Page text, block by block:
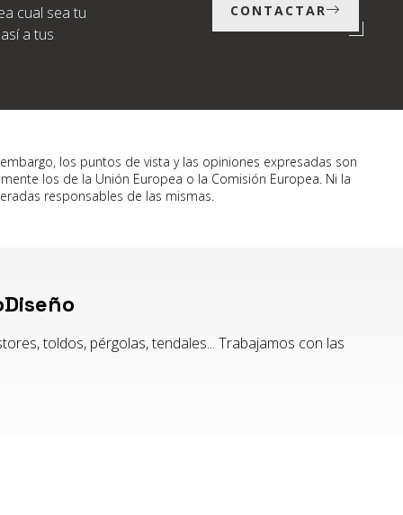
cual sea tu
a tus
CONTACTAR
los puntos de vista y las opiniones expresadas son
los de la Unión Europea o la Comisión Europea. Ni la
responsables de las mismas.
toldos, pérgolas, tendales... Trabajamos con las